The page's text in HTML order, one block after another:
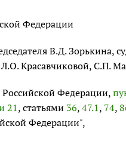
Федерации
В.Д. Зорькина,
Красавчиковой, С.П.
Федерации,
21 , статьями 36, 47.1 , 74,
Федерации",